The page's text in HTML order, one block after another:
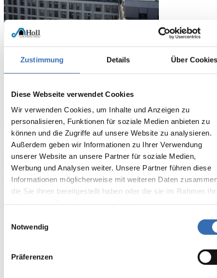
Zustimmung Details Über
Diese Webseite verwendet Cookies
Wir verwenden Cookies, um Inhalte und Anzeigen zu
personalisieren, Funktionen für soziale Medien anbieten zu
können und die Zugriffe auf unsere Website zu analysieren.
Außerdem geben wir Informationen zu Ihrer Verwendung
unserer Website an unsere Partner für soziale Medien,
Werbung und Analysen weiter. Unsere Partner führen diese
Informationen möglicherweise mit weiteren Daten
die Sie ihnen bereitgestellt haben oder die sie im Rahmen
Notwendig
Präferenzen
Tradition trifft Technik
Bauherr
Bauvorhaben
Q III Schandauer Str., Dresden
Ort
Dresden
Größe
800m² Balkone mit Plattenbelag, 1800m² Tiefgaragenabdichtung
Ausführungsart